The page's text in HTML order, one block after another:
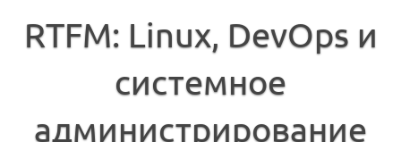
содержимому
RTFM: Linux, DevOps и
системное
администрирование